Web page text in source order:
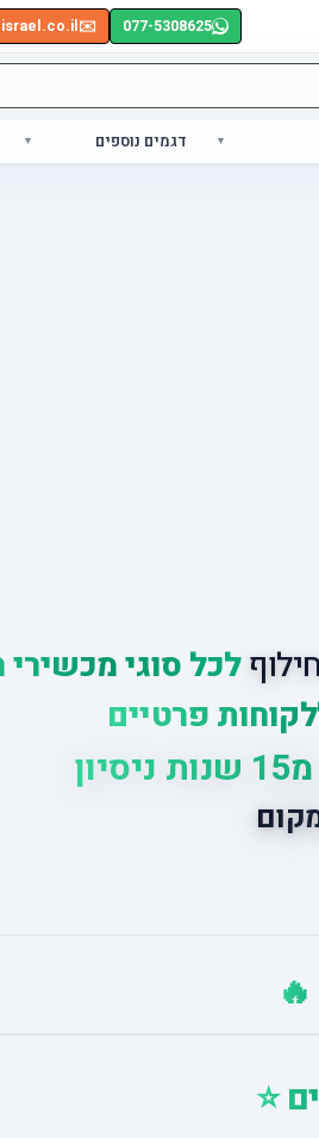
077-5308625
✉️
דגמים נוספים
לכל סוגי מכשירי
פרטיים
⭐